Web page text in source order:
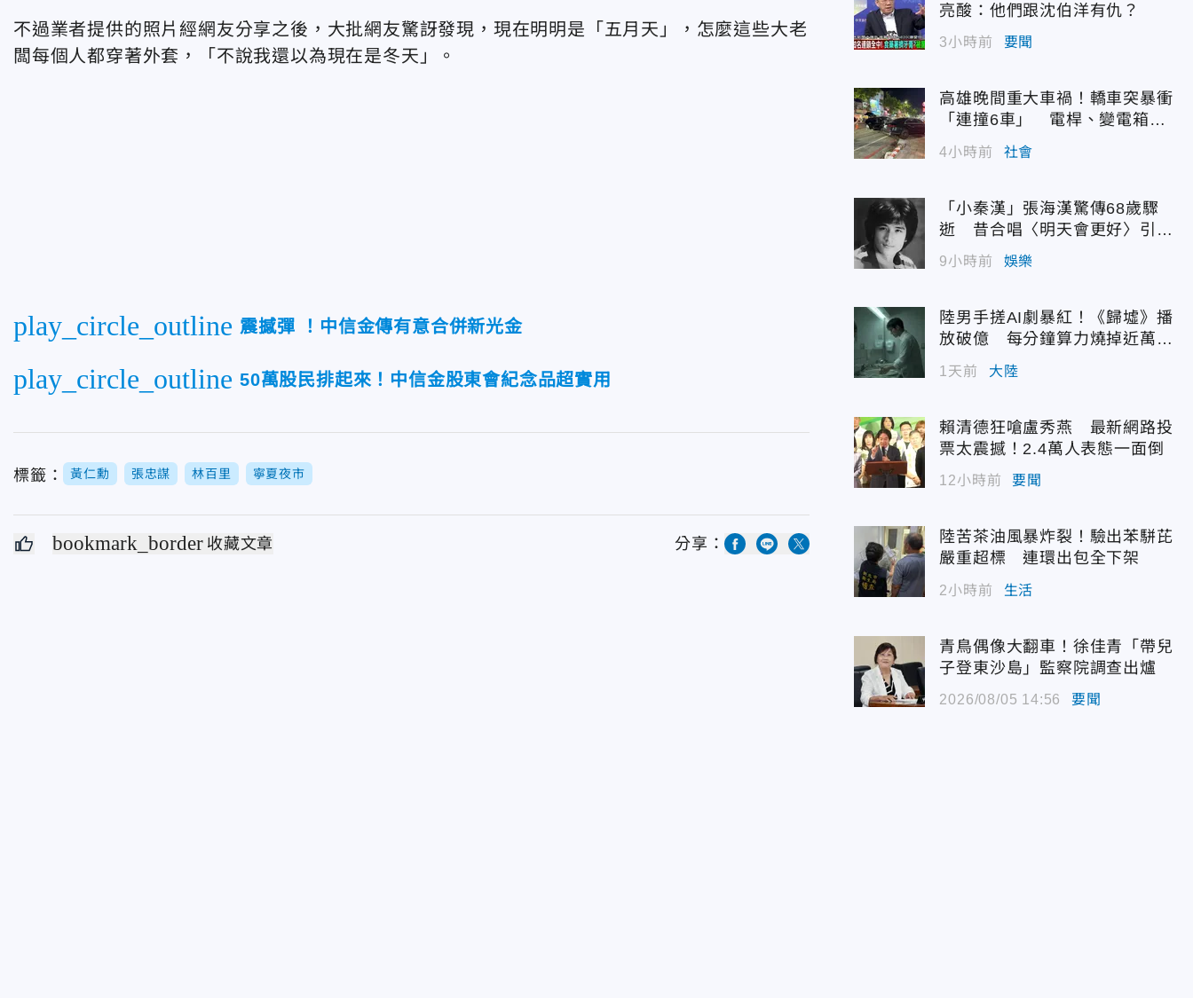
不過業者提供的照片經網友分享之後，大批網友驚訝發現，現在明明是「五月天」，怎麼這些大老
闆每個人都穿著外套，「不說我還以為現在是冬天」。
play_circle_outline 震撼彈 ！中信金傳有意合併新光金
play_circle_outline 50萬股民排起來！中信金股東會紀念品超實用
標籤： 黃仁勳 張忠謀 林百里 寧夏夜市
bookmark_border 收藏文章 分享：
亮酸：他們跟沈伯洋有仇？
3小時前 要聞
高雄晚間重大車禍！轎車突暴衝
「連撞6車」 電桿、變電箱全
遭殃
4小時前 社會
「小秦漢」張海漢驚傳68歲驟
逝 昔合唱〈明天會更好〉引追
憶
9小時前 娛樂
陸男手搓AI劇暴紅！《歸墟》播
放破億 每分鐘算力燒掉近萬台
1天前 大陸
賴清德狂嗆盧秀燕 最新網路投
票太震撼！2.4萬人表態一面倒
12小時前 要聞
陸苦茶油風暴炸裂！驗出苯駢芘
嚴重超標 連環出包全下架
2小時前 生活
青鳥偶像大翻車！徐佳青「帶兒
子登東沙島」監察院調查出爐
2026/08/05 14:56 要聞